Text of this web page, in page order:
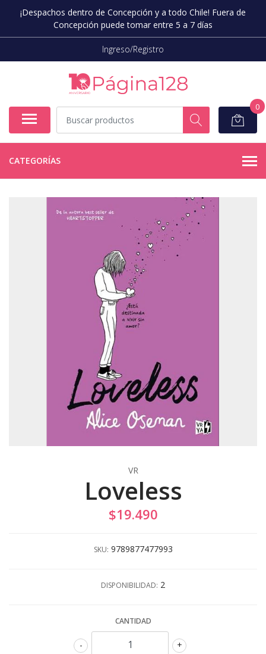
¡Despachos dentro de Concepción y a todo Chile! Fuera de
Concepción puede tomar entre 5 a 7 días
Ingreso/Registro
0
CATEGORÍAS
VR
Loveless
$19.490
SKU: 9789877477993
DISPONIBILIDAD: 2
CANTIDAD
+
-